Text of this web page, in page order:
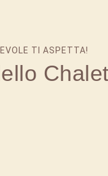
TI ASPETTA!